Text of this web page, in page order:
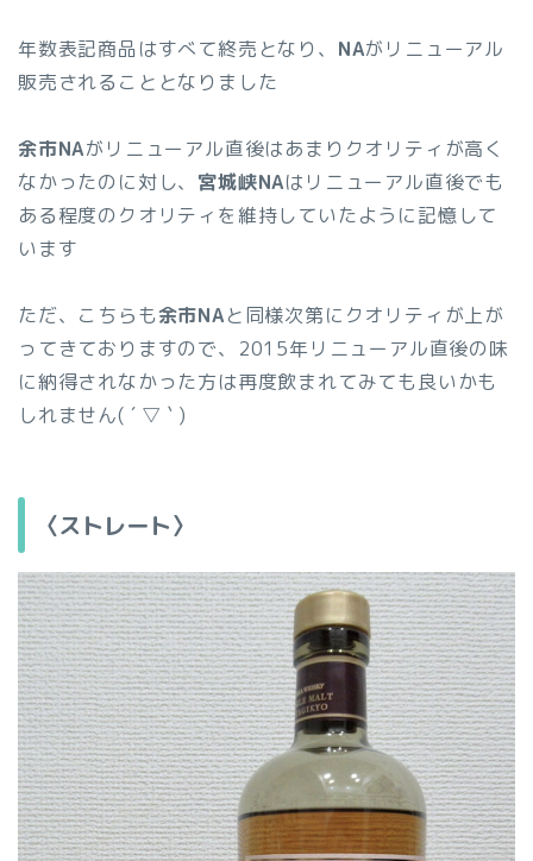
年数表記商品はすべて終売となり、 NAがリニューアル
販売されることとなりました
余市NAがリニューアル直後はあまりクオリティが高く
なかったのに対し、 宮城峡NAはリニューアル直後でも
ある程度のクオリティを維持していたように記憶して
います
ただ、こちらも余市NAと同様次第にクオリティが上が
ってきておりますので、2015年リニューアル直後の味
に納得されなかった方は再度飲まれてみても良いかも
しれません( ´ ▽ ` )
〈ストレート〉